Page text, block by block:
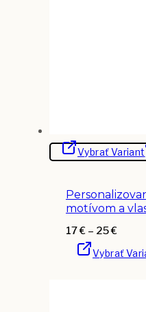
Vybrať Variant
motívom a
17€ – 25€
17 €
Vybrať